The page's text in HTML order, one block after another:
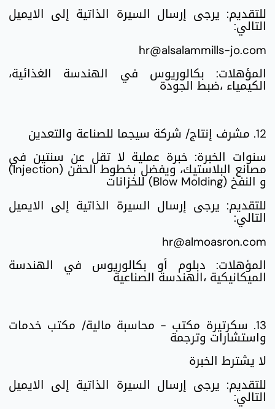
للتقديم: يرجى إرسال السيرة الذاتية إلى الايميل
التالي:
hr@alsalammills-jo.com
المؤهلات: بكالوريوس في الهندسة الغذائية،
الكيمياء ،ضبط الجودة
12. مشرف إنتاج/ شركة سيجما للصناعة والتعدين
سنوات الخبرة: خبرة عملية لا تقل عن سنتين في
مصانع البلاستيك، ويفضل بخطوط الحقن (Injection)
و النفخ (Blow Molding) للخزانات
للتقديم: يرجى إرسال السيرة الذاتية إلى الايميل
التالي:
hr@almoasron.com
المؤهلات: دبلوم أو بكالوريوس في الهندسة
الميكانيكية ،الهندسة الصناعية
13. سكرتيرة مكتب - محاسبة مالية/ مكتب خدمات
واستشارات وترجمة
لا يشترط الخبرة
للتقديم: يرجى إرسال السيرة الذاتية إلى الايميل
التالي: